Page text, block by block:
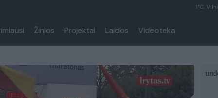
1°C,
Žinios Projektai Laidos Videoteka